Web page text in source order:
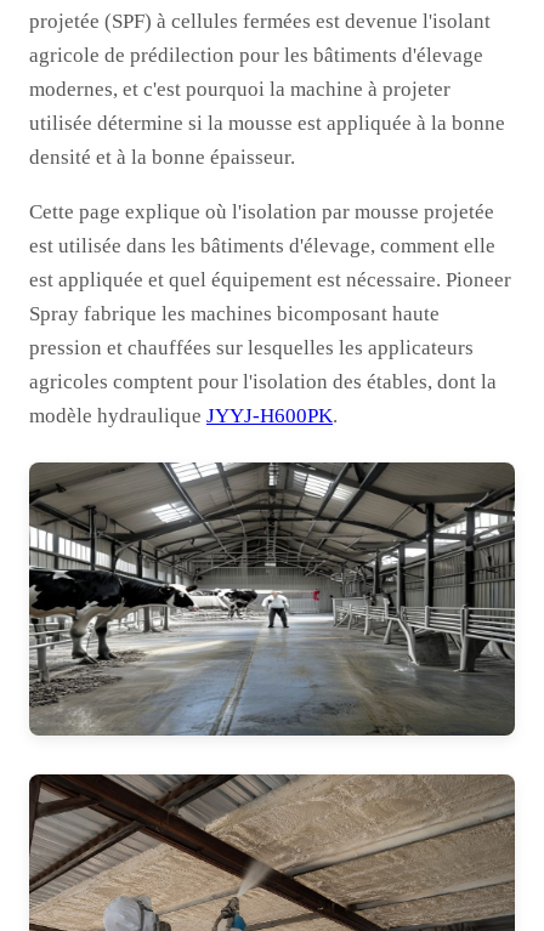
projetée (SPF) à cellules fermées est devenue l'isolant
agricole de prédilection pour les bâtiments d'élevage
modernes, et c'est pourquoi la machine à projeter
utilisée détermine si la mousse est appliquée à la bonne
densité et à la bonne épaisseur.
Cette page explique où l'isolation par mousse projetée
est utilisée dans les bâtiments d'élevage, comment elle
est appliquée et quel équipement est nécessaire. Pioneer
Spray fabrique les machines bicomposant haute
pression et chauffées sur lesquelles les applicateurs
agricoles comptent pour l'isolation des étables, dont la
modèle hydraulique JYYJ-H600PK.